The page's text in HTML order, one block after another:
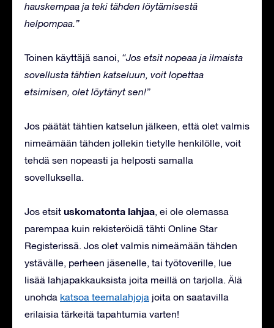
hauskempaa ja teki tähden löytämisestä
helpompaa.”
Toinen käyttäjä sanoi, “Jos etsit nopeaa ja ilmaista
sovellusta tähtien katseluun, voit lopettaa
etsimisen, olet löytänyt sen!”
Jos päätät tähtien katselun jälkeen, että olet valmis
nimeämään tähden jollekin tietylle henkilölle, voit
tehdä sen nopeasti ja helposti samalla
sovelluksella.
Jos etsit uskomatonta lahjaa, ei ole olemassa
parempaa kuin rekisteröidä tähti Online Star
Registerissä. Jos olet valmis nimeämään tähden
ystävälle, perheen jäsenelle, tai työtoverille, lue
lisää lahjapakkauksista joita meillä on tarjolla. Älä
unohda katsoa teemalahjoja joita on saatavilla
erilaisia tärkeitä tapahtumia varten!